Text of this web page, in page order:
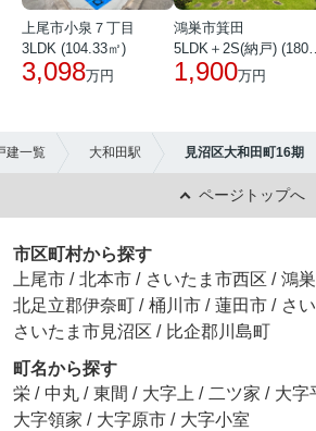
上尾市小泉７丁目
3LDK (104.33㎡)
3,098万円
鴻巣市箕田
1,900万円
建一覧 大和田駅 見沼区大和田町16
ページトップへ
市区町村から探す
上尾市 / 北本市 / さいたま市西区 / 鴻
北足立郡伊奈町 / 桶川市 / 蓮田市 / さ
さいたま市見沼区 / 比企郡川島町
町名から探す
栄 / 中丸 / 東間 / 大字上 / 二ツ家 / 大字
大字領家 / 大字原市 / 大字小室